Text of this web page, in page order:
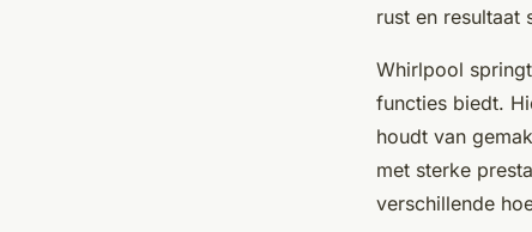
rust en resultaat
Whirlpool
functies biedt.
houdt van
met sterke
verschillende